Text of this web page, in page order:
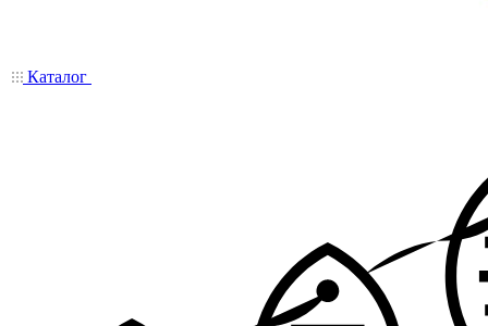
Каталог